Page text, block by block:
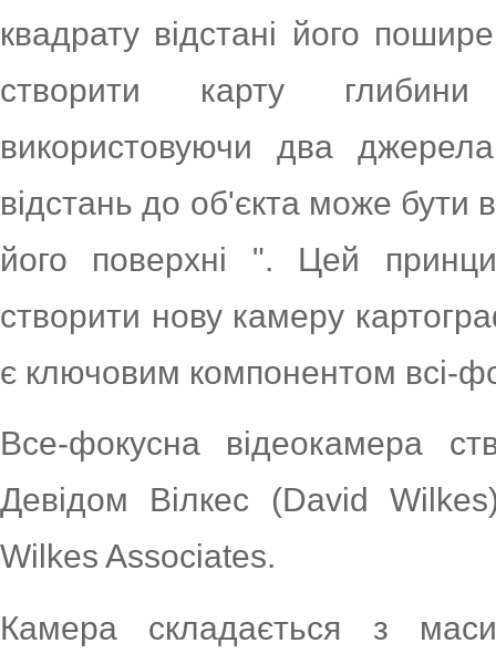
квадрату відстані його
створити карту
використовуючи два
відстань до об'єкта може бути
його поверхні ". Цей
створити нову камеру
є ключовим компонентом всі-
Все-фокусна відеокамера
Девідом Вілкес (David
Wilkes Associates.
Камера складається з